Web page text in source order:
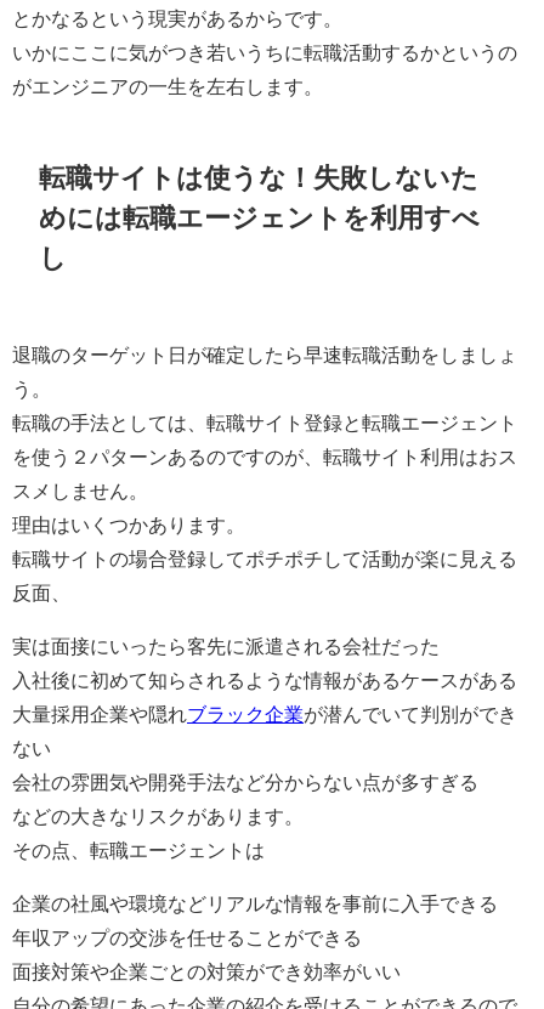
とかなるという現実があるからです。
いかにここに気がつき若いうちに転職活動するかというの
がエンジニアの一生を左右します。
転職サイトは使うな！失敗しないた
めには転職エージェントを利用すべ
し
退職のターゲット日が確定したら早速転職活動をしましょ
う。
転職の手法としては、 転職サイト登録と転職エージェント
を使う２パターンあるのですのが、転職サイト利用はおス
スメしません。
理由はいくつかあります。
転職サイトの場合登録してポチポチして活動が楽に見える
反面、
実は面接にいったら客先に派遣される会社だった
入社後に初めて知らされるような情報があるケースがある
大量採用企業や隠れブラック企業が潜んでいて判別ができ
ない
会社の雰囲気や開発手法など分からない点が多すぎる
などの大きなリスクがあります。
その点、転職エージェントは
企業の社風や環境などリアルな情報を事前に入手できる
年収アップの交渉を任せることができる
面接対策や企業ごとの対策ができ効率がいい